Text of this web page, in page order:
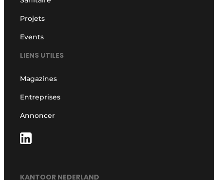
Projets
Events
LIENS UTILES
Magazines
Entreprises
Annoncer
KANTOOR NEDERLAND